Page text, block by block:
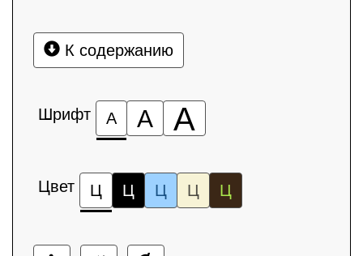
К содержанию
Шрифт А А А
Цвет Ц Ц Ц Ц Ц